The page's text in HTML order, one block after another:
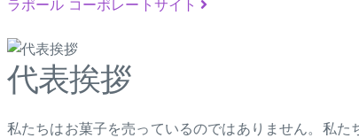
ラポール コーポレートサイト
代表挨拶
私たちはお菓子を売っているのではありません。私